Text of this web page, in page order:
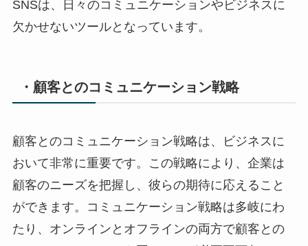
SNSは、日々のコミュニケーションやビジネスに
欠かせないツールとなっています。
・顧客とのコミュニケーション戦略
顧客とのコミュニケーション戦略は、ビジネスに
おいて非常に重要です。この戦略により、企業は
顧客のニーズを把握し、彼らの期待に応えること
ができます。コミュニケーション戦略は多岐にわ
たり、オンラインとオフラインの両方で顧客との